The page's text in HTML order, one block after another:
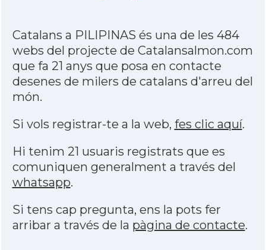
Catalans a PILIPINAS és una de les 484
webs del projecte de Catalansalmon.com
que fa 21 anys que posa en contacte
desenes de milers de catalans d'arreu del
món.
Si vols registrar-te a la web, fes clic aquí.
Hi tenim 21 usuaris registrats que es
comuniquen generalment a través del
whatsapp.
Si tens cap pregunta, ens la pots fer
arribar a través de la pàgina de contacte.